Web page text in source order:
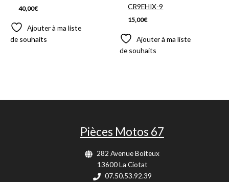
40,00€
Ajouter à ma liste
de souhaits
CR9EHIX-9
15,00€
Ajouter à ma liste
de souhaits
Pièces Motos 67
282 Avenue Boiteux
13600 La Ciotat
07.50.53.92.39